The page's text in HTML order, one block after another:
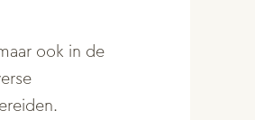
ook in de